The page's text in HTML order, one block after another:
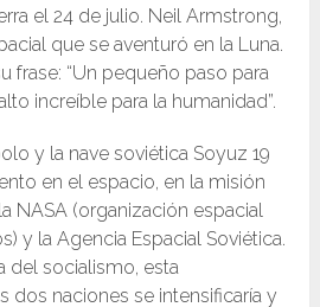
el 24 de julio. Neil Armstrong,
que se aventuró en la Luna.
frase: “Un pequeño paso para
increíble para la humanidad”.
y la nave soviética Soyuz 19
en el espacio, en la misión
NASA (organización espacial
y la Agencia Espacial Soviética.
del socialismo, esta
dos naciones se intensificaría y